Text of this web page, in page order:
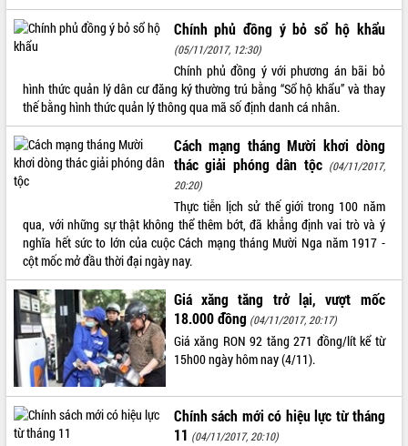
THỐNG KÊ TRUY CẬP
Hôm nay:
Chính phủ đồng ý bỏ sổ hộ khẩu
(05/11/2017, 12:30)
Chính phủ đồng ý với phương án bãi bỏ
hình thức quản lý dân cư đăng ký thường trú bằng “Sổ hộ khẩu” và thay
thế bằng hình thức quản lý thông qua mã số định danh cá nhân.
Cách mạng tháng Mười khơi dòng
thác giải phóng dân tộc (04/11/2017,
20:20)
Thực tiễn lịch sử thế giới trong 100 năm
qua, với những sự thật không thể thêm bớt, đã khẳng định vai trò và ý
nghĩa hết sức to lớn của cuộc Cách mạng tháng Mười Nga năm 1917 -
cột mốc mở đầu thời đại ngày nay.
Giá xăng tăng trở lại, vượt mốc
18.000 đồng (04/11/2017, 20:17)
Giá xăng RON 92 tăng 271 đồng/lít kể từ
15h00 ngày hôm nay (4/11).
Chính sách mới có hiệu lực từ tháng
11 (04/11/2017, 20:10)